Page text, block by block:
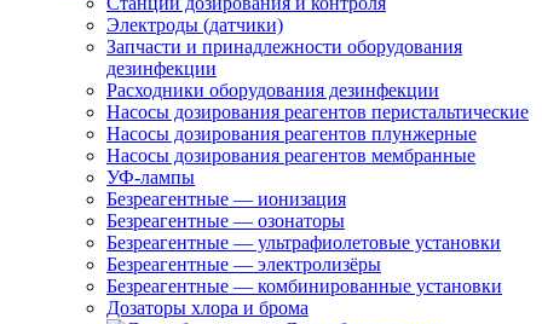
Электроды (датчики)
Запчасти и принадлежности оборудования
дезинфекции
Расходники оборудования дезинфекции
Насосы дозирования реагентов перистальтические
Насосы дозирования реагентов плунжерные
Насосы дозирования реагентов мембранные
УФ-лампы
Безреагентные — ионизация
Безреагентные — озонаторы
Безреагентные — ультрафиолетовые установки
Безреагентные — электролизёры
Безреагентные — комбинированные установки
Дозаторы хлора и брома